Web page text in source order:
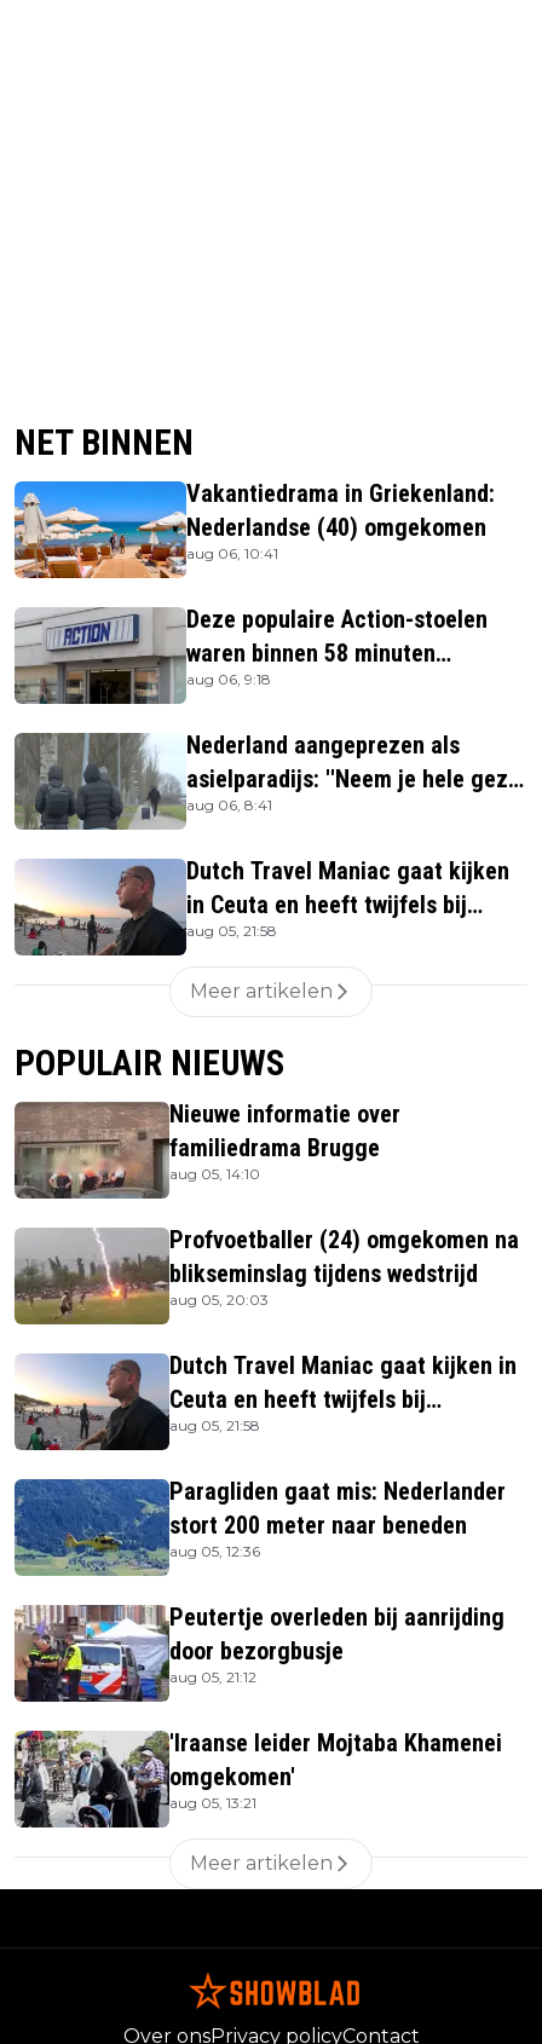
NET BINNEN
Vakantiedrama in Griekenland:
Nederlandse (40) omgekomen
aug 06, 10:41
Deze populaire Action-stoelen
waren binnen 58 minuten
uitverkocht zijn vandaag weer te
aug 06, 9:18
Nederland aangeprezen als
asielparadijs: ''Neem je hele gezin
mee''
aug 06, 8:41
Dutch Travel Maniac gaat kijken
in Ceuta en heeft twijfels bij
berichtgeving media
aug 05, 21:58
Meer artikelen
POPULAIR NIEUWS
Nieuwe informatie over
familiedrama Brugge
aug 05, 14:10
Profvoetballer (24) omgekomen na
blikseminslag tijdens wedstrijd
aug 05, 20:03
Dutch Travel Maniac gaat kijken in
Ceuta en heeft twijfels bij
berichtgeving media
aug 05, 21:58
Paragliden gaat mis: Nederlander
stort 200 meter naar beneden
aug 05, 12:36
Peutertje overleden bij aanrijding
door bezorgbusje
aug 05, 21:12
'Iraanse leider Mojtaba Khamenei
omgekomen'
aug 05, 13:21
Meer artikelen
Over onsPrivacy policyContact